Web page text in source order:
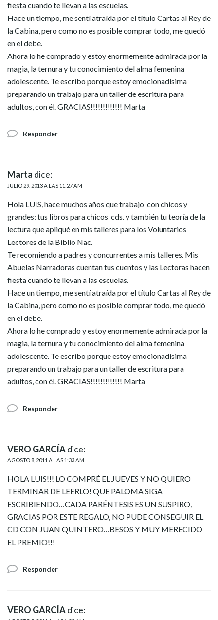
fiesta cuando te llevan a las escuelas.
Hace un tiempo, me sentí atraída por el título Cartas al Rey de
la Cabina, pero como no es posible comprar todo, me quedó
en el debe.
Ahora lo he comprado y estoy enormemente admirada por la
magia, la ternura y tu conocimiento del alma femenina
adolescente. Te escribo porque estoy emocionadísima
preparando un trabajo para un taller de escritura para
adultos, con él. GRACIAS!!!!!!!!!!!!! Marta
Responder
Marta dice:
JULIO 29, 2013 A LAS 11:27 AM
Hola LUIS, hace muchos años que trabajo, con chicos y
grandes: tus libros para chicos, cds. y también tu teoría de la
lectura que apliqué en mis talleres para los Voluntarios
Lectores de la Biblio Nac.
Te recomiendo a padres y concurrentes a mis talleres. Mis
Abuelas Narradoras cuentan tus cuentos y las Lectoras hacen
fiesta cuando te llevan a las escuelas.
Hace un tiempo, me sentí atraída por el título Cartas al Rey de
la Cabina, pero como no es posible comprar todo, me quedó
en el debe.
Ahora lo he comprado y estoy enormemente admirada por la
magia, la ternura y tu conocimiento del alma femenina
adolescente. Te escribo porque estoy emocionadísima
preparando un trabajo para un taller de escritura para
adultos, con él. GRACIAS!!!!!!!!!!!!! Marta
Responder
VERO GARCÍAdice:
AGOSTO 8, 2011 A LAS 1:33 AM
HOLA LUIS!!! LO COMPRÉ EL JUEVES Y NO QUIERO
TERMINAR DE LEERLO! QUE PALOMA SIGA
ESCRIBIENDO…CADA PARÉNTESIS ES UN SUSPIRO,
GRACIAS POR ESTE REGALO, NO PUDE CONSEGUIR EL
CD CON JUAN QUINTERO…BESOS Y MUY MERECIDO
EL PREMIO!!!
Responder
VERO GARCÍAdice: